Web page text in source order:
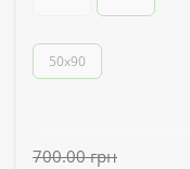
50x90
700.00 грн